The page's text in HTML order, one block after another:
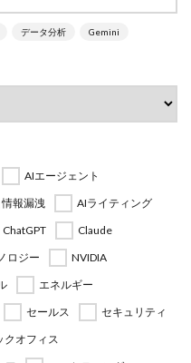
データ分析 Gemini
AIエージェント
報漏洩
AIライティング
ChatGPT
Claude
ロジー
NVIDIA
エネルギー
セールス
セキュリティ
クオフィス